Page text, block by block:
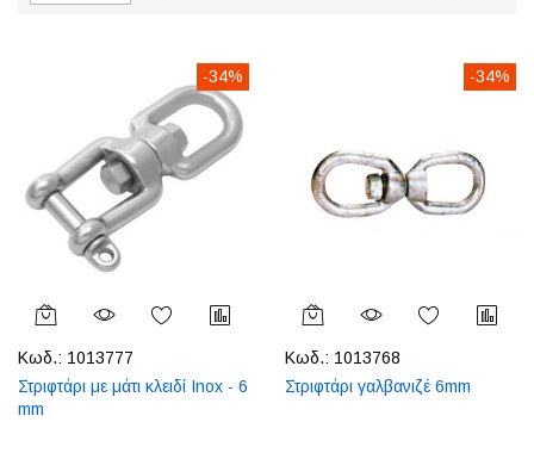
-34%
Κωδ.: 1013777
Στριφτάρι με μάτι κλειδί Inox - 6
mm
-34%
Κωδ.: 1013768
Στριφτάρι γαλβανιζέ 6mm